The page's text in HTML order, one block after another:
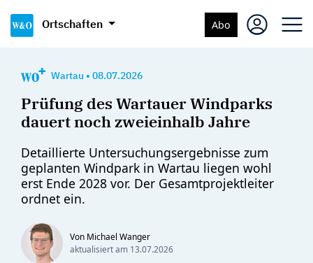
Ortschaften Abo
Wartau • 08.07.2026
Prüfung des Wartauer Windparks
dauert noch zweieinhalb Jahre
Detaillierte Untersuchungsergebnisse zum
geplanten Windpark in Wartau liegen wohl
erst Ende 2028 vor. Der Gesamtprojektleiter
ordnet ein.
Von Michael Wanger
aktualisiert am 13.07.2026